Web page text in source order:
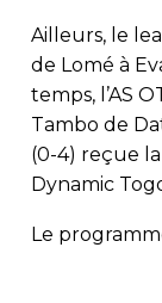
Ailleurs, le
de Lomé à
temps, l’AS
Tambo de
(0-4) reçue
Dynamic
Le